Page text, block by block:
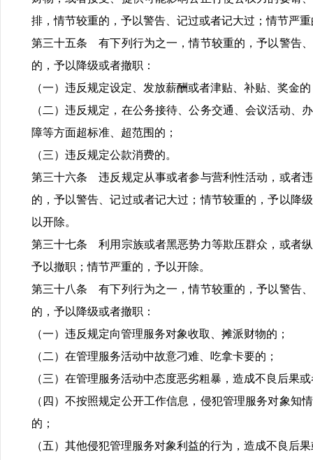
排，情节较重的，予以警告、记过或者记大过；情节严
第三十五条 有下列行为之一，情节较重的，予以警告
的，予以降级或者撤职：
（一）违反规定设定、发放薪酬或者津贴、补贴、奖金的
（二）违反规定，在公务接待、公务交通、会议活动、
障等方面超标准、超范围的；
（三）违反规定公款消费的。
第三十六条 违反规定从事或者参与营利性活动，或者
的，予以警告、记过或者记大过；情节较重的，予以降
以开除。
第三十七条 利用宗族或者黑恶势力等欺压群众，或者
予以撤职；情节严重的，予以开除。
第三十八条 有下列行为之一，情节较重的，予以警告
的，予以降级或者撤职：
（一）违反规定向管理服务对象收取、摊派财物的；
（二）在管理服务活动中故意刁难、吃拿卡要的；
（三）在管理服务活动中态度恶劣粗暴，造成不良后果
（四）不按照规定公开工作信息，侵犯管理服务对象知
的；
（五）其他侵犯管理服务对象利益的行为，造成不良后